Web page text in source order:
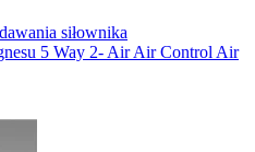
siłownika
5 Way 2- Air Air Control Air